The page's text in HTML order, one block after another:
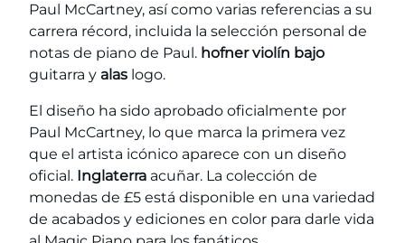
Paul McCartney, así como varias referencias a su
carrera récord, incluida la selección personal de
notas de piano de Paul. hofner violín bajo
guitarra y alas logo.
El diseño ha sido aprobado oficialmente por
Paul McCartney, lo que marca la primera vez
que el artista icónico aparece con un diseño
oficial. Inglaterra acuñar. La colección de
monedas de £5 está disponible en una variedad
de acabados y ediciones en color para darle vida